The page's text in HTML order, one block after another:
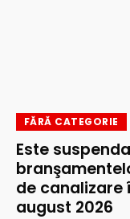
FĂRĂ CATEGORIE
Este
de canalizare
august 2026